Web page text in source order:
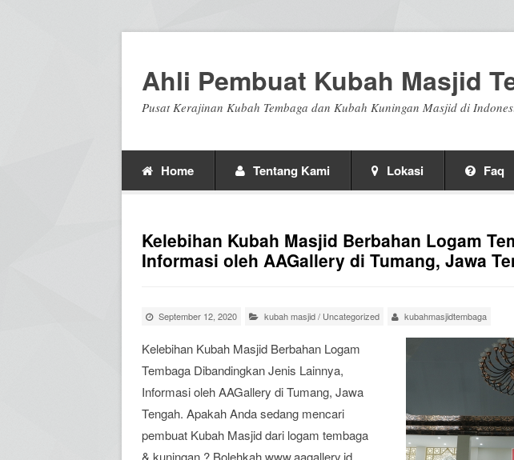
Ahli Pembuat Kubah Masjid
Pusat Kerajinan Kubah Tembaga dan Kubah Kuningan Masjid di
Home Tentang Kami Lokasi Faq
Kelebihan Kubah Masjid Berbahan Logam
Informasi oleh AAGallery di Tumang, Jawa
September 12, 2020 kubah masjid/ Uncategorized kubahmasjidtembaga
Kelebihan Kubah Masjid Berbahan Logam
Tembaga Dibandingkan Jenis Lainnya,
Informasi oleh AAGallery di Tumang, Jawa
Tengah. Apakah Anda sedang mencari
pembuat Kubah Masjid dari logam tembaga
& kuningan ? Bolehkah www.aagallery.id